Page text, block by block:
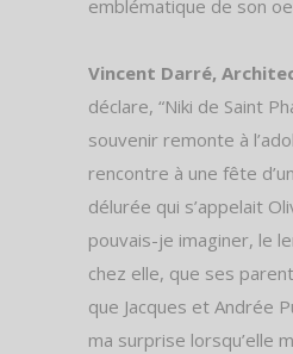
emblématique de son
Vincent Darré,
déclare, “Niki de Saint
souvenir remonte à
rencontre à une fête
délurée qui s’appelait
pouvais-je imaginer, le
chez elle, que ses
que Jacques et Andrée
ma surprise lorsqu’elle